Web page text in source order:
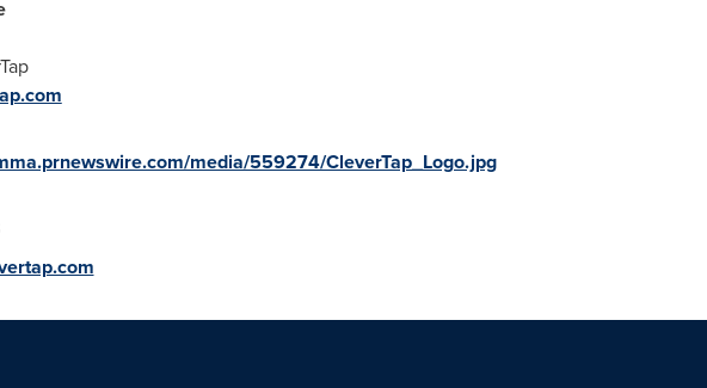
media/559274/CleverTap_Logo.jpg